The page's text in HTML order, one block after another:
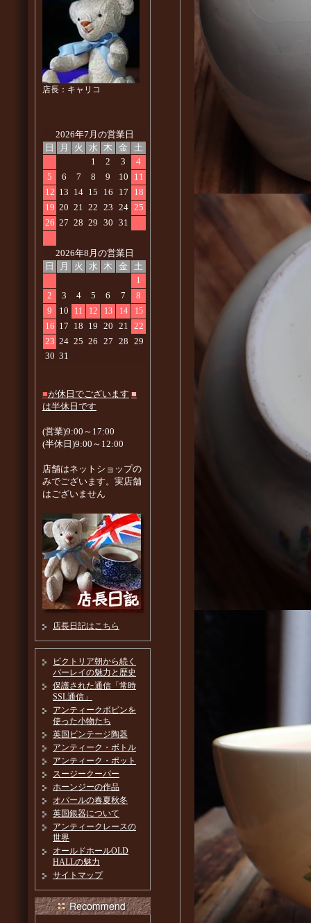
店長：キャリコ
2026年7月の営業日
日
月 火 水 木 金
土
1
2 3
4
5
6 7 8 9 10
11
12 13 14 15 16 17
18
19 20 21 22 23 24 25
26 27 28 29 30 31
2026年8月の営業日
日
月 火 水 木 金
土
1
2
3 4 5 6 7
8
9
10 11 12 13 14 15
16 17 18 19 20 21 22
23 24 25 26 27 28 29
30 31
■が休日でございます ■
は半休日です
(営業)9:00～17:00
(半休日)9:00～12:00
店舗はネットショップの
みでございます。実店舗
はございません
店長日記はこちら
ビクトリア朝から続く
バーレイの魅力と歴史
保護された通信「常時
SSL通信」
アンティークボビンを
使った小物たち
英国ビンテージ陶器
アンティーク・ボトル
アンティーク・ポット
スージークーパー
ホーンジーの作品
オパールの春夏秋冬
英国銀器について
アンティークレースの
世界
オールドホールOLD
HALLの魅力
サイトマップ